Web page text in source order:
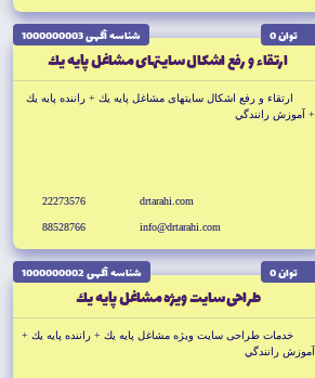
توان 0 شناسه آگهى 1000000003
ارتقاء و رفع اشکال سايتهاى مشاغل پايه يك
ارتقاء و رفع اشکال سايتهاى مشاغل پايه يك + راننده پايه يك
+ آموزش رانندگي
drtarahi.com
info@drtarahi.com
22273576
88528766
توان 0 شناسه آگهى 1000000002
طراحى سايت ويژه مشاغل پايه يك
خدمات طراحى سايت ويژه مشاغل پايه يك + راننده پايه يك +
آموزش رانندگي